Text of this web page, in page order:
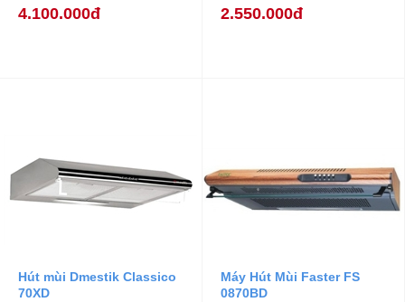
4.100.000đ 2.550.000đ
Hút mùi Dmestik Classico
70XD
Máy Hút Mùi Faster FS
0870BD